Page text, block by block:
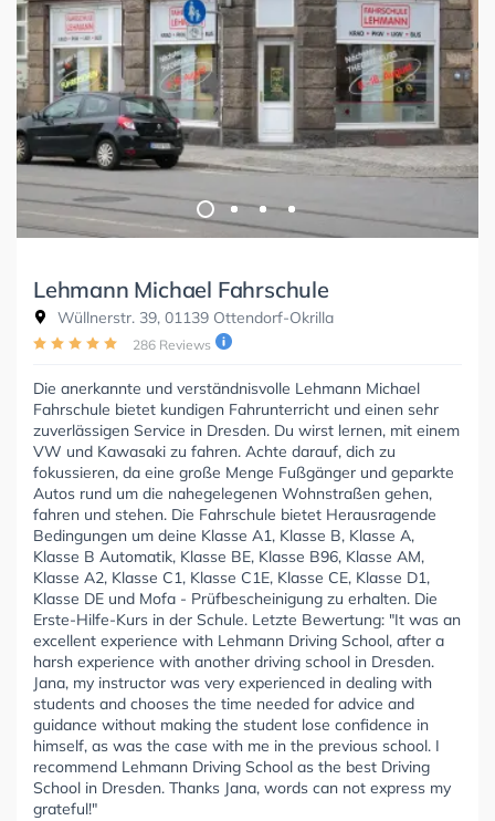
Lehmann Michael Fahrschule
Wüllnerstr. 39, 01139 Ottendorf-Okrilla
286 Reviews
Die anerkannte und verständnisvolle Lehmann Michael
Fahrschule bietet kundigen Fahrunterricht und einen sehr
zuverlässigen Service in Dresden. Du wirst lernen, mit einem
VW und Kawasaki zu fahren. Achte darauf, dich zu
fokussieren, da eine große Menge Fußgänger und geparkte
Autos rund um die nahegelegenen Wohnstraßen gehen,
fahren und stehen. Die Fahrschule bietet Herausragende
Bedingungen um deine Klasse A1, Klasse B, Klasse A,
Klasse B Automatik, Klasse BE, Klasse B96, Klasse AM,
Klasse A2, Klasse C1, Klasse C1E, Klasse CE, Klasse D1,
Klasse DE und Mofa - Prüfbescheinigung zu erhalten. Die
Erste-Hilfe-Kurs in der Schule. Letzte Bewertung: "It was an
excellent experience with Lehmann Driving School, after a
harsh experience with another driving school in Dresden.
Jana, my instructor was very experienced in dealing with
students and chooses the time needed for advice and
guidance without making the student lose confidence in
himself, as was the case with me in the previous school. I
recommend Lehmann Driving School as the best Driving
School in Dresden. Thanks Jana, words can not express my
grateful!"